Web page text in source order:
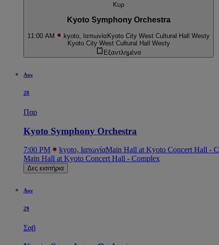
Κυρ
Kyoto Symphony Orchestra
11:00 AM kyoto, Ιαπωνία Kyoto City West Cultural Hall Westy
Kyoto City West Cultural Hall Westy
Εξαντλημένα
Αυγ
28
Παρ
Kyoto Symphony Orchestra
7:00 PM kyoto, ΙαπωνίαMain Hall at Kyoto Concert Hall -
Main Hall at Kyoto Concert Hall - Complex
Δες εισιτήρια
Αυγ
29
Σαβ